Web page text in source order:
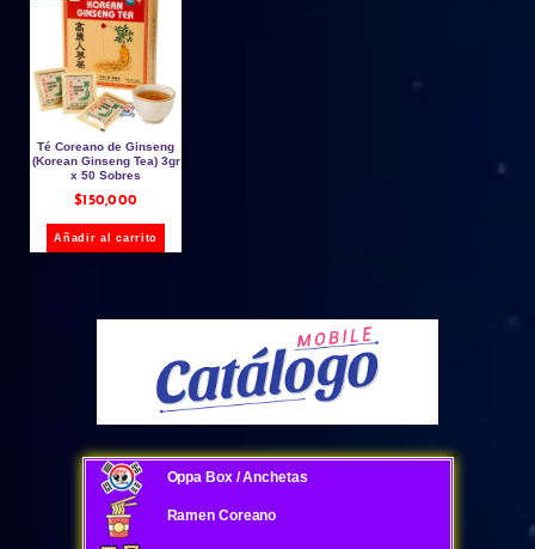
Té Coreano de Ginseng
(Korean Ginseng Tea) 3gr
x 50 Sobres
$150,000
Añadir al carrito
Oppa Box / Anchetas
Ramen Coreano